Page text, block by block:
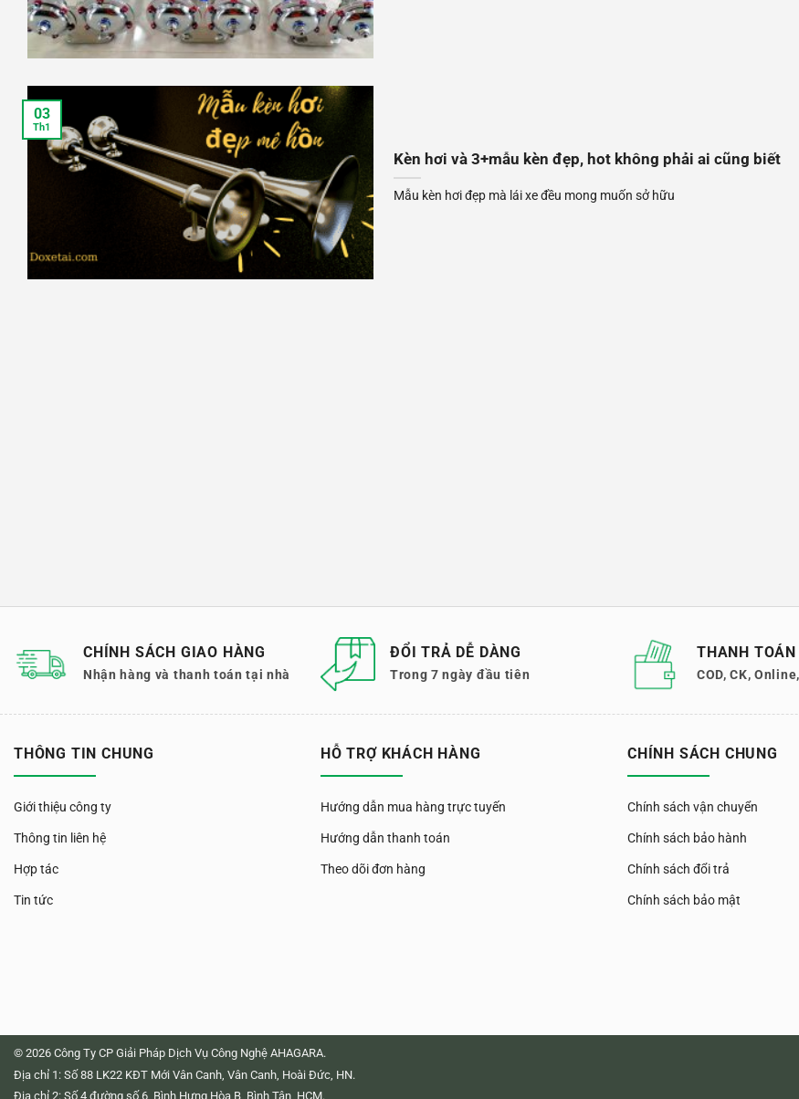
Kèn hơi và 3+mẫu kèn đẹp, hot không phải ai cũng biết
Mẫu kèn hơi đẹp mà lái xe đều mong muốn sở hữu
03
Th1
CHÍNH SÁCH GIAO HÀNG
Nhận hàng và thanh toán tại nhà
ĐỔI TRẢ DỄ DÀNG
Trong 7 ngày đầu tiên
THANH
COD, CK,
THÔNG TIN CHUNG
Giới thiệu công ty
Thông tin liên hệ
Hợp tác
Tin tức
HỖ TRỢ KHÁCH HÀNG
Hướng dẫn mua hàng trực tuyến
Hướng dẫn thanh toán
Theo dõi đơn hàng
CHÍNH SÁCH CHUNG
Chính sách vận chuyển
Chính sách bảo hành
Chính sách đổi trả
Chính sách bảo mật
© 2026 Công Ty CP Giải Pháp Dịch Vụ Công Nghệ AHAGARA.
Địa chỉ 1: Số 88 LK22 KĐT Mới Vân Canh, Vân Canh, Hoài Đức, HN.
Địa chỉ 2: Số 4 đường số 6, Bình Hưng Hòa B, Bình Tân, HCM.